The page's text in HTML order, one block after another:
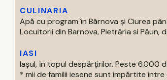
CULINARIA
Apă cu program în Bârnova și Ciurea
Locuitorii din Barnova, Pietrăria si Păun,
IASI
Iașul, în topul despărțirilor. Peste 6.000
* mii de familii iesene sunt impărtite intre